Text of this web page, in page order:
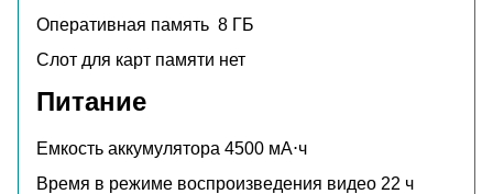
Оперативная память 8 ГБ
Слот для карт памяти нет
Питание
Емкость аккумулятора 4500 мА⋅ч
Время в режиме воспроизведения видео 22 ч